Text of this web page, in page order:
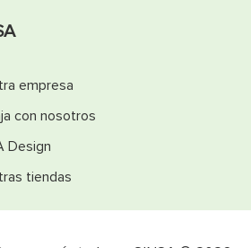
empresa
con nosotros
Design
tiendas